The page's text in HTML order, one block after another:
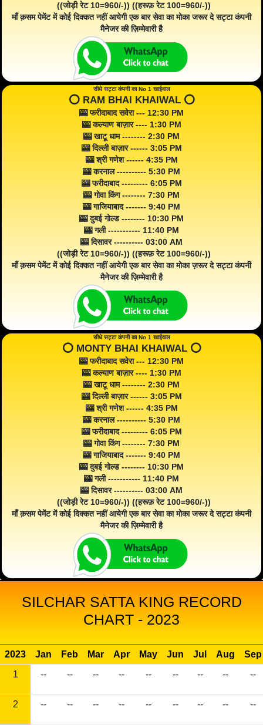
((जोड़ी रेट 10=960/-)) ((हरूफ़ रेट 100=960/-))
माँ क़सम पेमेंट में कोई दिक्कत नहीं आयेगी एक बार सेवा का मोका जरूर दे सट्टा कंपनी
मैनेजर की ज़िम्मेवारी है
सीधे सट्टा कंपनी का No 1 खाईवाल
⭕️ RAM BHAI KHAIWAL ⭕️
🎰 फरीदाबाद सवेरा --- 12:30 PM
🎰 कल्याण बाज़ार ---- 1:30 PM
🎰 खाटू धाम -------- 2:30 PM
🎰 दिल्ली बाज़ार ------ 3:05 PM
🎰 श्री गणेश ------ 4:35 PM
🎰 करनाल ---------- 5:30 PM
🎰 फरीदाबाद --------- 6:05 PM
🎰 गोवा किंग -------- 7:30 PM
🎰 गाजियाबाद ------- 9:40 PM
🎰 दुबई गोल्ड -------- 10:30 PM
🎰 गली ----------- 11:40 PM
🎰 दिसावर ---------- 03:00 AM
((जोड़ी रेट 10=960/-)) ((हरूफ़ रेट 100=960/-))
माँ क़सम पेमेंट में कोई दिक्कत नहीं आयेगी एक बार सेवा का मोका ज़रूर दे सट्टा कंपनी
मैनेजर की ज़िम्मेवारी है
सीधे सट्टा कंपनी का No 1 खाईवाल
⭕️ MONTY BHAI KHAIWAL ⭕️
🎰 फरीदाबाद सवेरा --- 12:30 PM
🎰 कल्याण बाज़ार ---- 1:30 PM
🎰 खाटू धाम -------- 2:30 PM
🎰 दिल्ली बाज़ार ------ 3:05 PM
🎰 श्री गणेश ------ 4:35 PM
🎰 करनाल ---------- 5:30 PM
🎰 फरीदाबाद --------- 6:05 PM
🎰 गोवा किंग -------- 7:30 PM
🎰 गाजियाबाद ------- 9:40 PM
🎰 दुबई गोल्ड -------- 10:30 PM
🎰 गली ----------- 11:40 PM
🎰 दिसावर ---------- 03:00 AM
((जोड़ी रेट 10=960/-)) ((हरूफ़ रेट 100=960/-))
माँ क़सम पेमेंट में कोई दिक्कत नहीं आयेगी एक बार सेवा का मोका जरूर दे सट्टा कंपनी
मैनेजर की ज़िम्मेवारी है
SILCHAR SATTA KING RECORD
CHART - 2023
2023 Jan Feb Mar Apr May Jun Jul Aug
Sep
1
-- -- -- -- -- -- -- -- --
2 -- -- -- -- -- -- -- -- --